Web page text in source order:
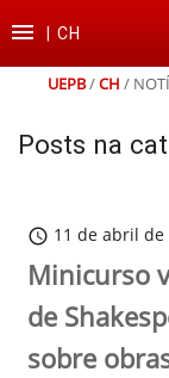
para
conteúdo
para
para
para
rodapé
 |CH
UEPB/CH /
Posts na
schedule 11 de abril de
Minicurso
de
sobre